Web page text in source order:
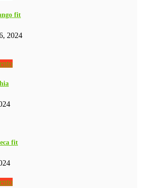
fit
2024
fit